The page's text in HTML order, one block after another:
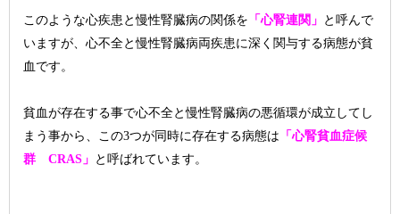
このような心疾患と慢性腎臓病の関係を 「心腎連関」 と呼んで
いますが、心不全と慢性腎臓病両疾患に深く関与する病態が貧
血です。
貧血が存在する事で心不全と慢性腎臓病の悪循環が成立してし
まう事から、この3つが同時に存在する病態は 「心腎貧血症候
群 CRAS」 と呼ばれています。